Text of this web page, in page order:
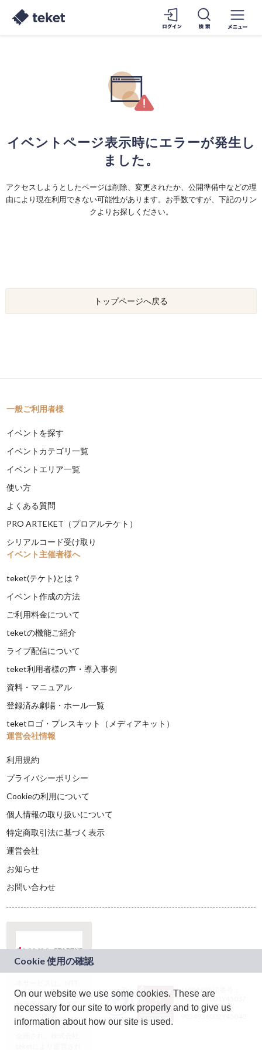
イベントページ表示時にエラーが発生し
ました。
アクセスしようとしたページは削除、変更されたか、公開準備中などの理
由により現在利用できない可能性があります。お手数ですが、下記のリン
クよりお探しください。
トップページへ戻る
一般ご利用者様
イベントを探す
イベントカテゴリ一覧
イベントエリア一覧
使い方
よくある質問
PRO ARTEKET（プロアルテケト）
シリアルコード受け取り
イベント主催者様へ
teket(テケト)とは？
イベント作成の方法
ご利用料金について
teketの機能ご紹介
ライブ配信について
teket利用者様の声・導入事例
資料・マニュアル
登録済み劇場・ホール一覧
teketロゴ・プレスキット（メディアキット）
運営会社情報
利用規約
プライバシーポリシー
Cookieの利用について
個人情報の取り扱いについて
特定商取引法に基づく表示
運営会社
お知らせ
お問い合わせ
ドコモグループの新
規事業創出プログラ
ム「docomo
STARTUP」を通じて
JASRAC許諾番号：
9024936001Y45037
JASRAC許諾番号：
On our website we use some cookies. These are
necessary for our site to work properly and to give us
information about how our site is used.